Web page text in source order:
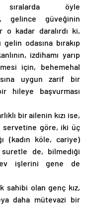
sıralarda öyle
gelince güveğinin
o kadar daralırdı ki,
gelin odasına bırakıp
izdihamı yarıp
için, behemehal
uygun zarif bir
hileye başvurması
bir ailenin kızı ise,
servetine göre, iki üç
(kadın köle, cariye)
de, bilmediği
işlerini gene de
sahibi olan genç kız,
daha mütevazi bir